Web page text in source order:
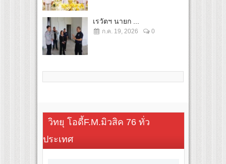
เรวัตฯ นายก ...
ก.ค. 19, 2026 0
วิทยุ โอดี้F.M.มิวสิค 76 ทั่ว
ประเทศ